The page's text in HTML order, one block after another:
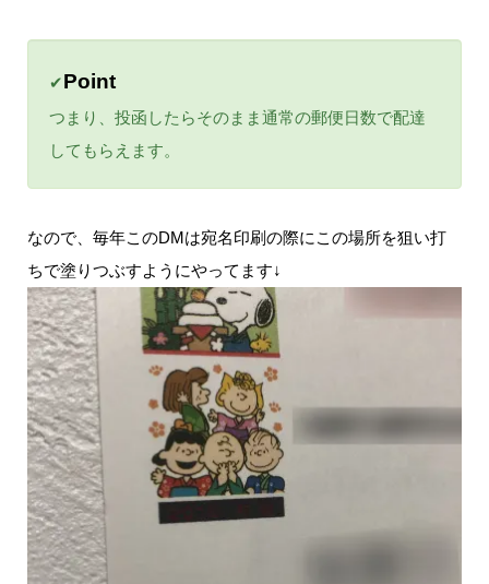
✔Point
つまり、投函したらそのまま通常の郵便日数で配達
してもらえます。
なので、毎年このDMは宛名印刷の際にこの場所を狙い打
ちで塗りつぶすようにやってます↓